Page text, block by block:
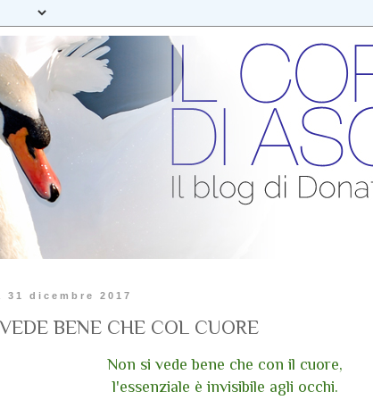
31 dicembre 2017
BENE CHE COL CUORE
Non si vede bene che con il cuore,
l'essenziale è invisibile agli occhi.